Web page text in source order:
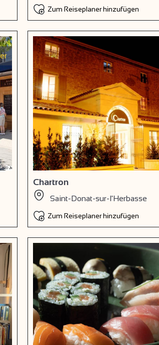
Zum Reiseplaner hinzufügen
Chartron
Saint-Donat-sur-l'Herbasse
Zum Reiseplaner hinzufügen